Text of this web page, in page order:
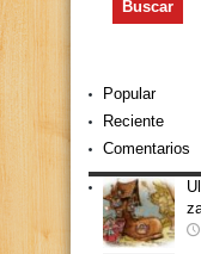
Popular
Reciente
Comentarios